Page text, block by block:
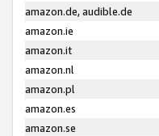
amazon.de, audible.de
amazon.ie
amazon.it
amazon.nl
amazon.pl
amazon.es
amazon.se